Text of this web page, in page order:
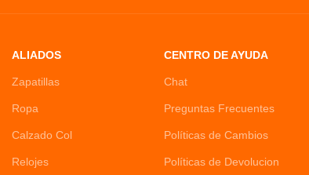
ALIADOS
Zapatillas
Ropa
Calzado Col
Relojes
CENTRO DE AYUDA
Chat
Preguntas Frecuentes
Políticas de Cambios
Políticas de Devolucion